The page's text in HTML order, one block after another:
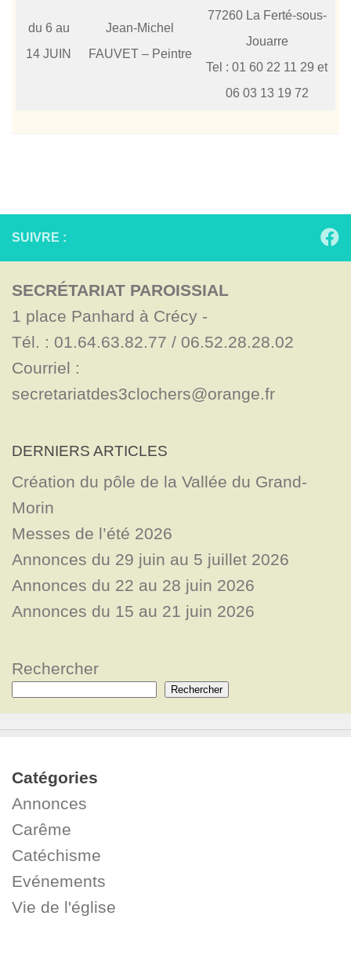
du 6 au
14 JUIN
Jean-Michel
FAUVET – Peintre
77260 La Ferté-sous-
Jouarre
Tel : 01 60 22 11 29 et
06 03 13 19 72
SUIVRE :
SECRÉTARIAT PAROISSIAL
1 place Panhard à Crécy -
Tél. : 01.64.63.82.77 / 06.52.28.28.02
Courriel :
secretariatdes3clochers@orange.fr
DERNIERS ARTICLES
Création du pôle de la Vallée du Grand-
Morin
Messes de l’été 2026
Annonces du 29 juin au 5 juillet 2026
Annonces du 22 au 28 juin 2026
Annonces du 15 au 21 juin 2026
Rechercher
Rechercher
Catégories
Annonces
Carême
Catéchisme
Evénements
Vie de l'église